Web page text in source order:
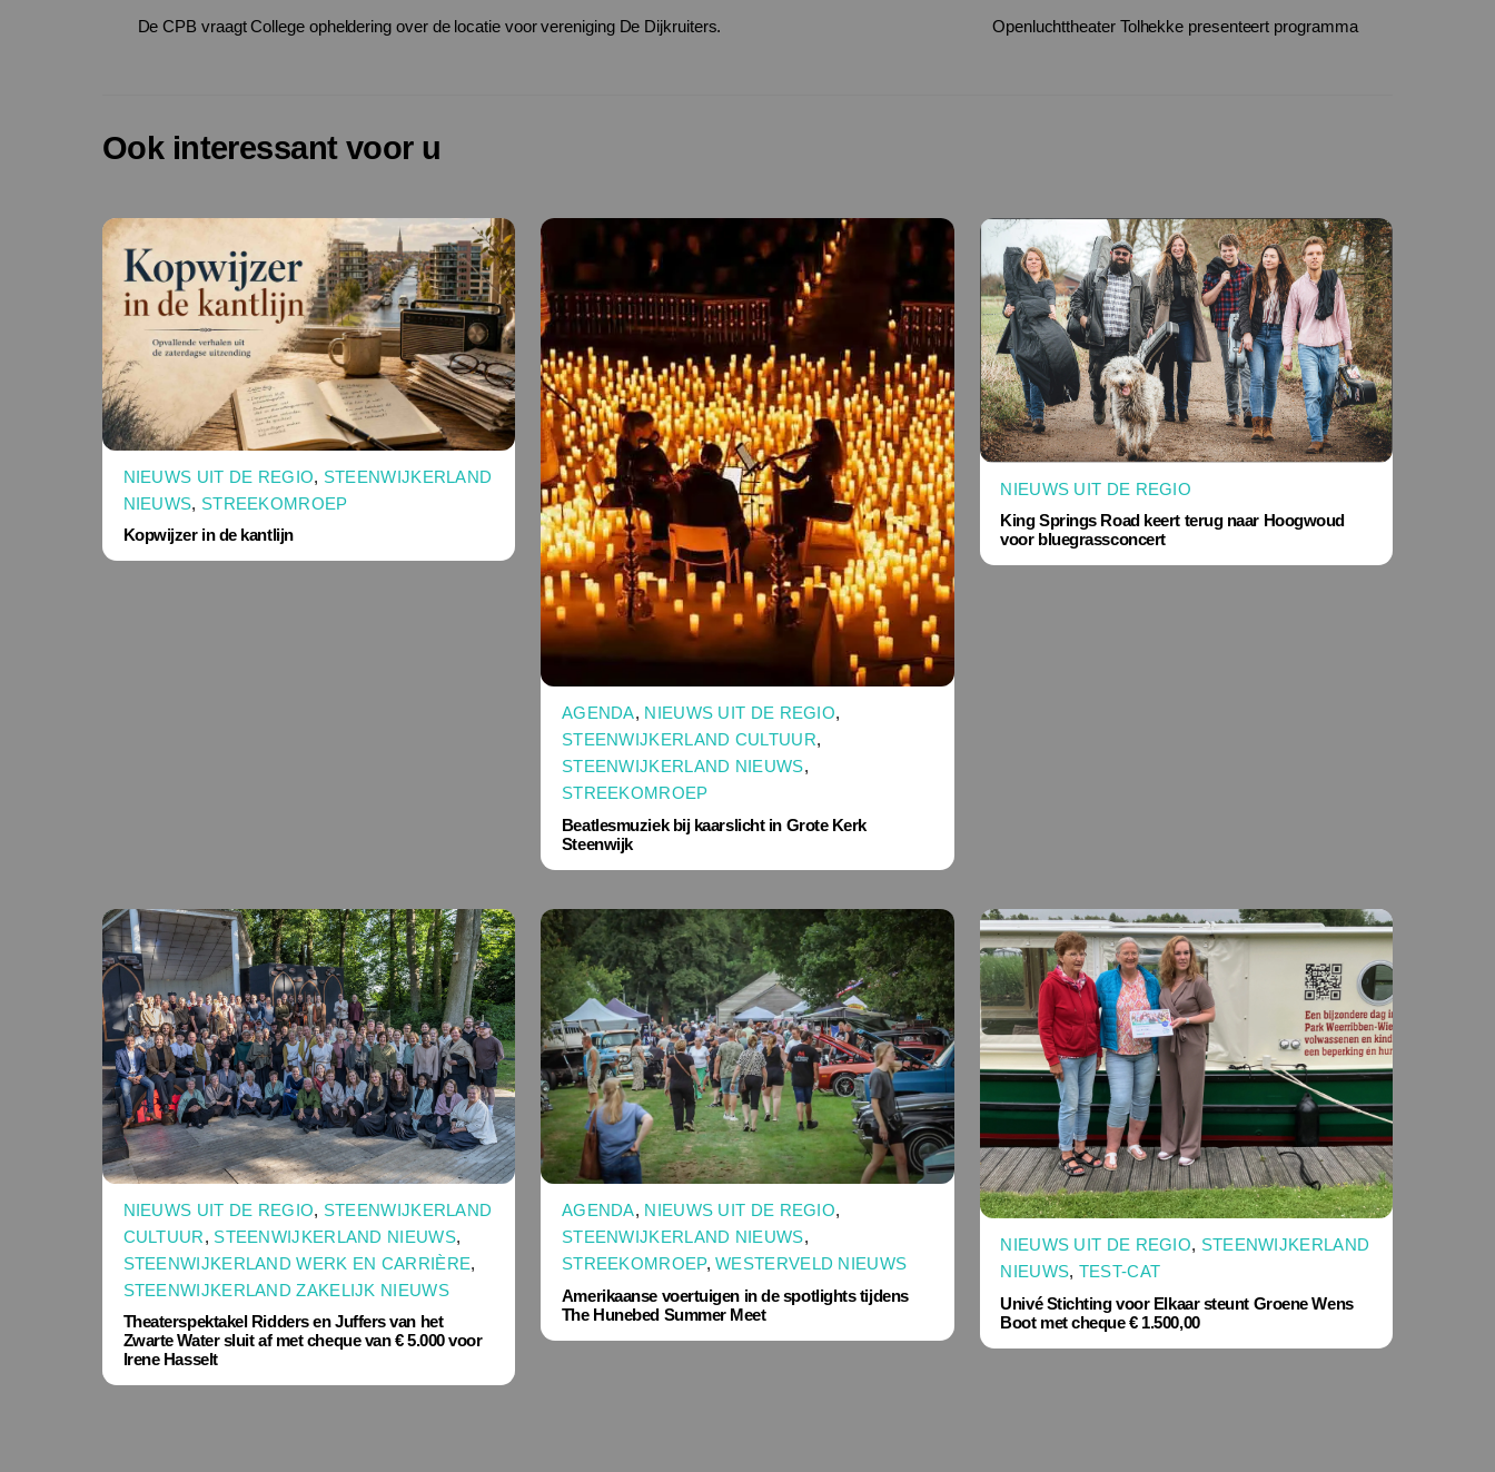
De CPB vraagt College opheldering over de locatie voor vereniging De Dijkruiters. Openluchttheater Tolhekke presenteert programma
Ook interessant voor u
NIEUWS UIT DE REGIO, STEENWIJKERLAND
NIEUWS, STREEKOMROEP
Kopwijzer in de kantlijn
AGENDA, NIEUWS UIT DE REGIO,
STEENWIJKERLAND CULTUUR,
STEENWIJKERLAND NIEUWS,
STREEKOMROEP
Beatlesmuziek bij kaarslicht in Grote Kerk
Steenwijk
NIEUWS UIT DE REGIO
King Springs Road keert terug naar Hoogwoud
voor bluegrassconcert
NIEUWS UIT DE REGIO, STEENWIJKERLAND
CULTUUR, STEENWIJKERLAND NIEUWS,
STEENWIJKERLAND WERK EN CARRIÈRE,
STEENWIJKERLAND ZAKELIJK NIEUWS
Theaterspektakel Ridders en Juffers van het
Zwarte Water sluit af met cheque van € 5.000 voor
Irene Hasselt
AGENDA, NIEUWS UIT DE REGIO,
STEENWIJKERLAND NIEUWS,
STREEKOMROEP,WESTERVELD NIEUWS
Amerikaanse voertuigen in de spotlights tijdens
The Hunebed Summer Meet
NIEUWS UIT DE REGIO, STEENWIJKERLAND
NIEUWS, TEST-CAT
Univé Stichting voor Elkaar steunt Groene Wens
Boot met cheque € 1.500,00